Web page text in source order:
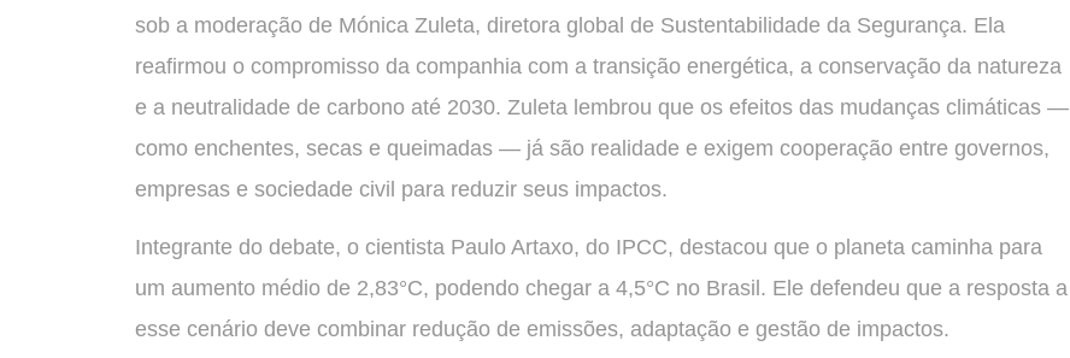
sob a moderação de Mónica Zuleta, diretora global de Sustentabilidade da Segurança. Ela
reafirmou o compromisso da companhia com a transição energética, a conservação da natureza
e a neutralidade de carbono até 2030. Zuleta lembrou que os efeitos das mudanças climáticas —
como enchentes, secas e queimadas — já são realidade e exigem cooperação entre governos,
empresas e sociedade civil para reduzir seus impactos.
Integrante do debate, o cientista Paulo Artaxo, do IPCC, destacou que o planeta caminha para
um aumento médio de 2,83°C, podendo chegar a 4,5°C no Brasil. Ele defendeu que a resposta a
esse cenário deve combinar redução de emissões, adaptação e gestão de impactos.